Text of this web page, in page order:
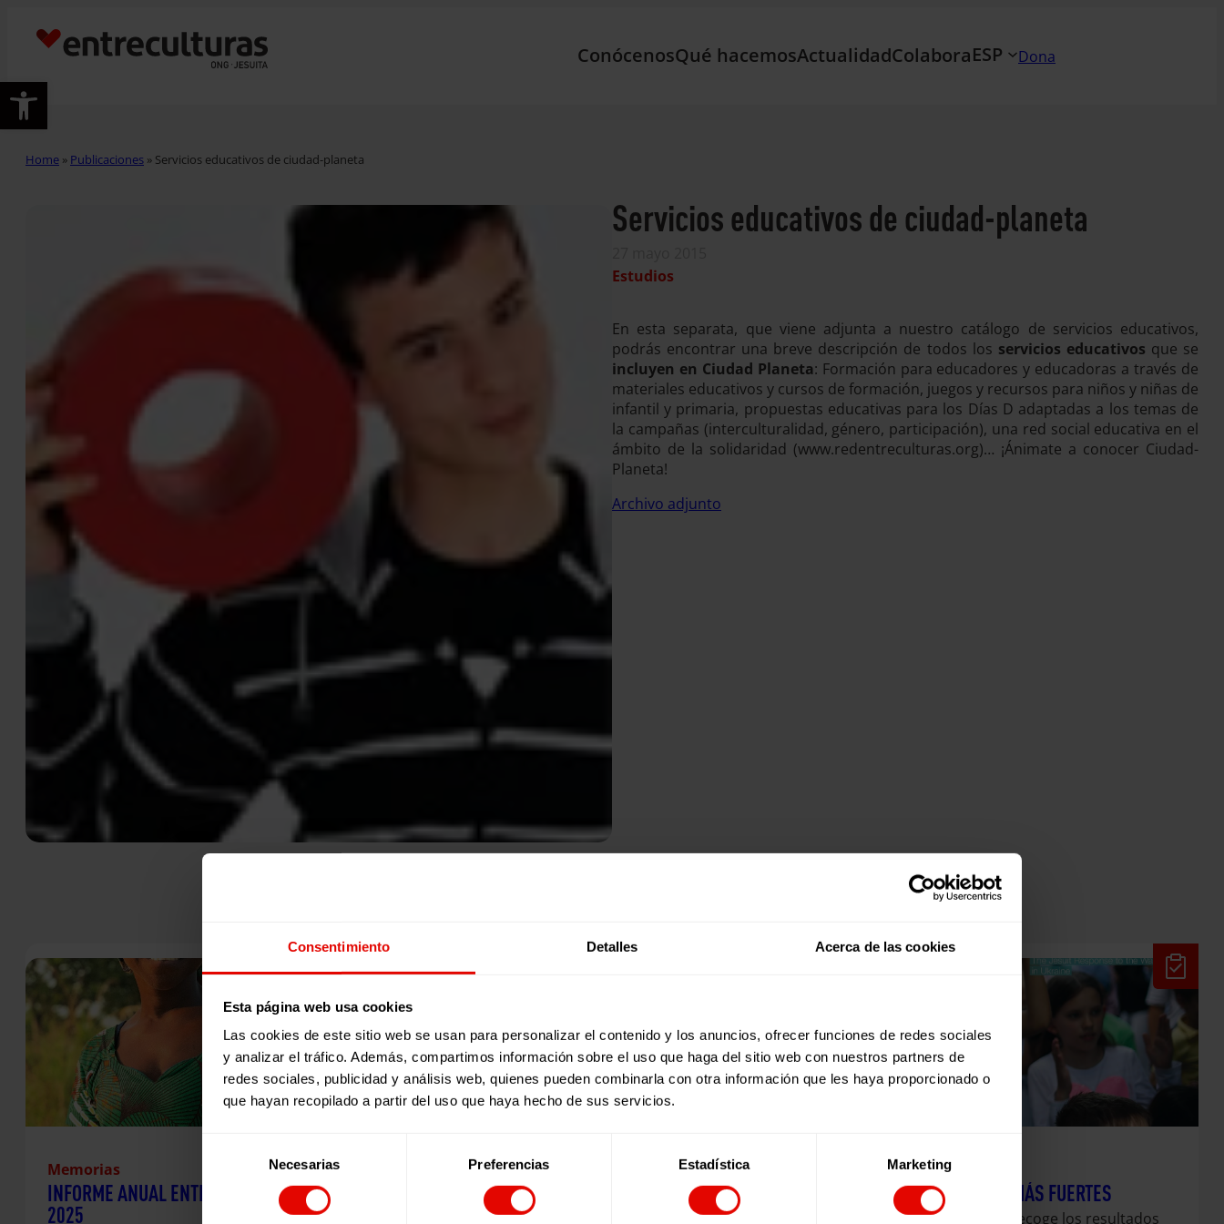
Consentimiento Detalles Acerca de las cookies
Esta página web usa cookies
Las cookies de este sitio web se usan para personalizar el contenido y los anuncios, ofrecer funciones de redes sociales
y analizar el tráfico. Además, compartimos información sobre el uso que haga del sitio web con nuestros partners de
redes sociales, publicidad y análisis web, quienes pueden combinarla con otra información que les haya proporcionado o
que hayan recopilado a partir del uso que haya hecho de sus servicios.
consentimiento
Necesarias Preferencias Estadística Marketing
Abrir barra de herramientas
ConócenosQué hacemosActualidadColaboraESP Dona
Home » Publicaciones » Servicios educativos de ciudad-planeta
Servicios educativos de ciudad-planeta
Estudios
En esta separata, que viene adjunta a nuestro catálogo de servicios educativos,
podrás encontrar una breve descripción de todos los servicios educativos que se
incluyen en Ciudad Planeta: Formación para educadores y educadoras a través de
materiales educativos y cursos de formación, juegos y recursos para niños y niñas de
infantil y primaria, propuestas educativas para los Días D adaptadas a los temas de
la campañas (interculturalidad, género, participación), una red social educativa en el
ámbito de la solidaridad (www.redentreculturas.org)… ¡Ánimate a conocer Ciudad-
Planeta!
Archivo adjunto
Memorias
INFORME ANUAL ENTRECULTURAS
2025
Revista trimestral
REVISTA TRIMESTRAL Nº 101
En este número de la revista de
Evaluaciones
JUNTAS SOMOS MÁS FUERTES
Esta publicación recoge los resultados